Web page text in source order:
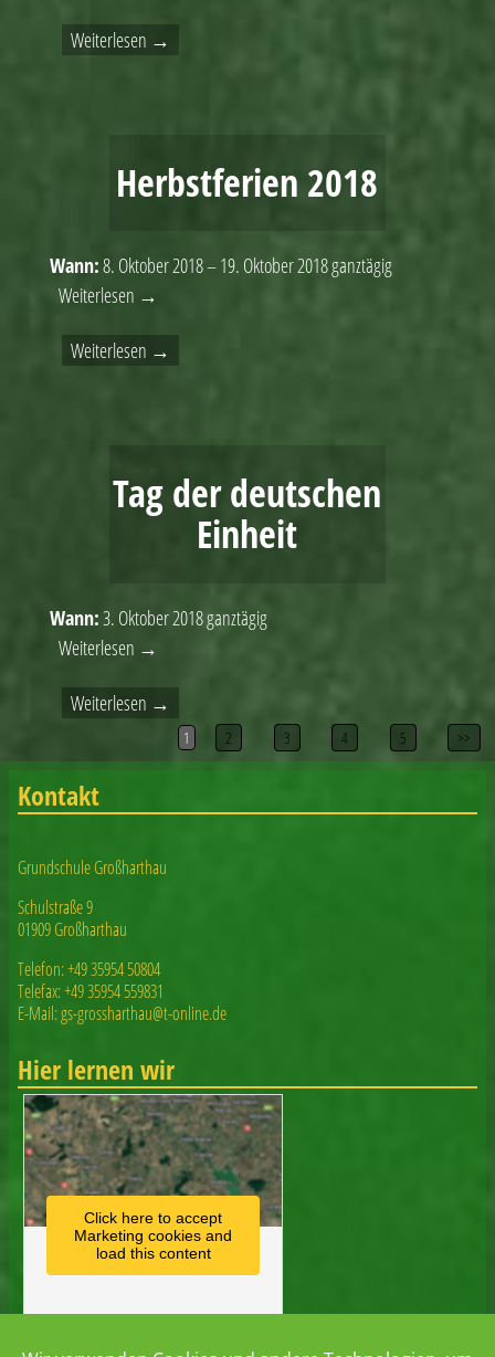
Weiterlesen →
Herbstferien 2018
Wann:8. Oktober 2018 – 19. Oktober 2018ganztägig
Weiterlesen →
Weiterlesen →
Tag der deutschen
Einheit
Wann:3. Oktober 2018ganztägig
Weiterlesen →
Weiterlesen →
Artikelnavigation
1 2 3 4 5 >>
Kontakt
Grundschule Großharthau
Schulstraße 9
01909 Großharthau
Telefon: +49 35954 50804
Telefax: +49 35954 559831
E-Mail: gs-grossharthau@t-online.de
Hier lernen wir
Click here to accept
Marketing cookies and
load this content